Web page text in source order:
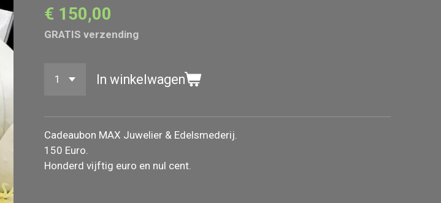
€ 150,00
GRATIS verzending
In winkelwagen
Cadeaubon MAX Juwelier & Edelsmederij.
150 Euro.
Honderd vijftig euro en nul cent.